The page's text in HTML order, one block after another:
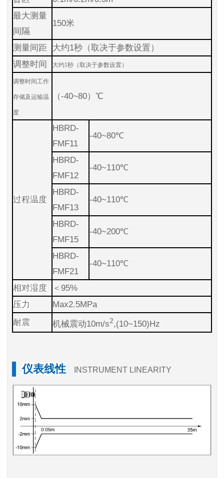
最大测量
间隔
150米
测量间距
大约1秒（取决于参数设置）
调整时间
大约1秒（取决于参数设置）
调整时间工作
存储及运输温
度
（-40~80）℃
过程温度
HBRD-
FMF11
-40~80℃
HBRD-
FMF12
-40~110℃
HBRD-
FMF13
-40~110℃
HBRD-
FMF15
-40~200℃
HBRD-
FMF21
-40~110℃
相对湿度
＜95%
压力
Max2.5MPa
耐震
机械震动10m/s2,(10~150)Hz
仪表线性 INSTRUMENT LINEARITY